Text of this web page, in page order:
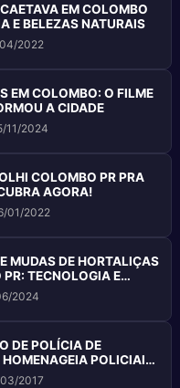
EM COLOMBO
E BELEZAS NATURAIS
2022
EM COLOMBO: O FILME
A CIDADE
11/2024
COLOMBO PR PRA
AGORA!
01/2022
MUDAS DE HORTALIÇAS
TECNOLOGIA E
2024
DE POLÍCIA DE
POLICIAIS
2017